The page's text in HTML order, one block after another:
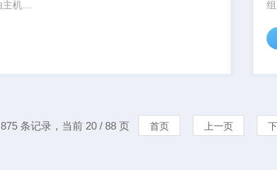
机、
条记录，当前 20 / 88 页 首页 上一页